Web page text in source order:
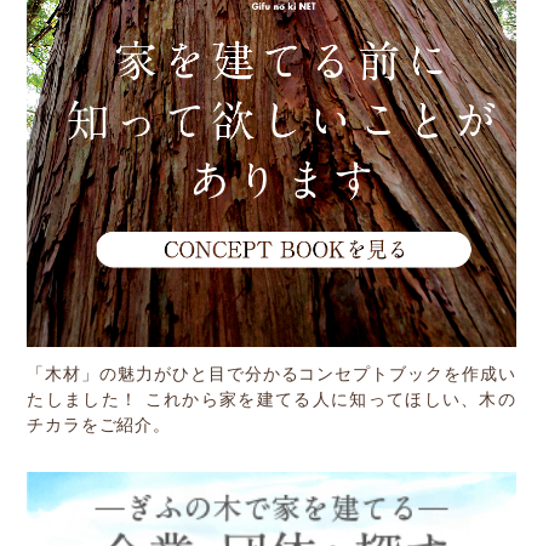
「木材」の魅力がひと目で分かるコンセプトブックを作成い
たしました！ これから家を建てる人に知ってほしい、木の
チカラをご紹介。